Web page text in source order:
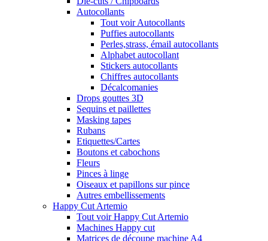
Autocollants
Tout voir Autocollants
Puffies autocollants
Perles,strass, émail autocollants
Alphabet autocollant
Stickers autocollants
Chiffres autocollants
Décalcomanies
Drops gouttes 3D
Sequins et paillettes
Masking tapes
Rubans
Etiquettes/Cartes
Boutons et cabochons
Fleurs
Pinces à linge
Oiseaux et papillons sur pince
Autres embellissements
Happy Cut Artemio
Tout voir Happy Cut Artemio
Machines Happy cut
Matrices de découpe machine A4